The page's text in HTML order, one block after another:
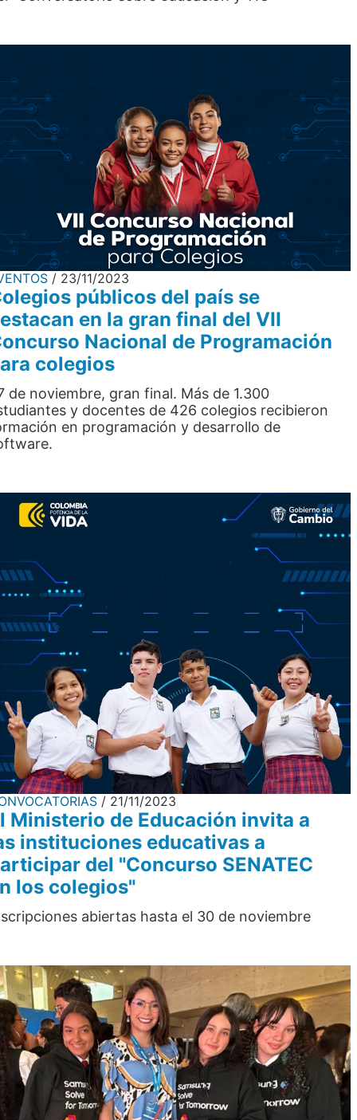
23/11/2023
públicos del país se
en la gran final del VII
Nacional de Programación
colegios
de noviembre, gran final. Más de 1.300
y docentes de 426 colegios recibieron
en programación y desarrollo de
21/11/2023
Ministerio de Educación invita a
instituciones educativas a
del "Concurso SENATEC
los colegios"
abiertas hasta el 30 de noviembre